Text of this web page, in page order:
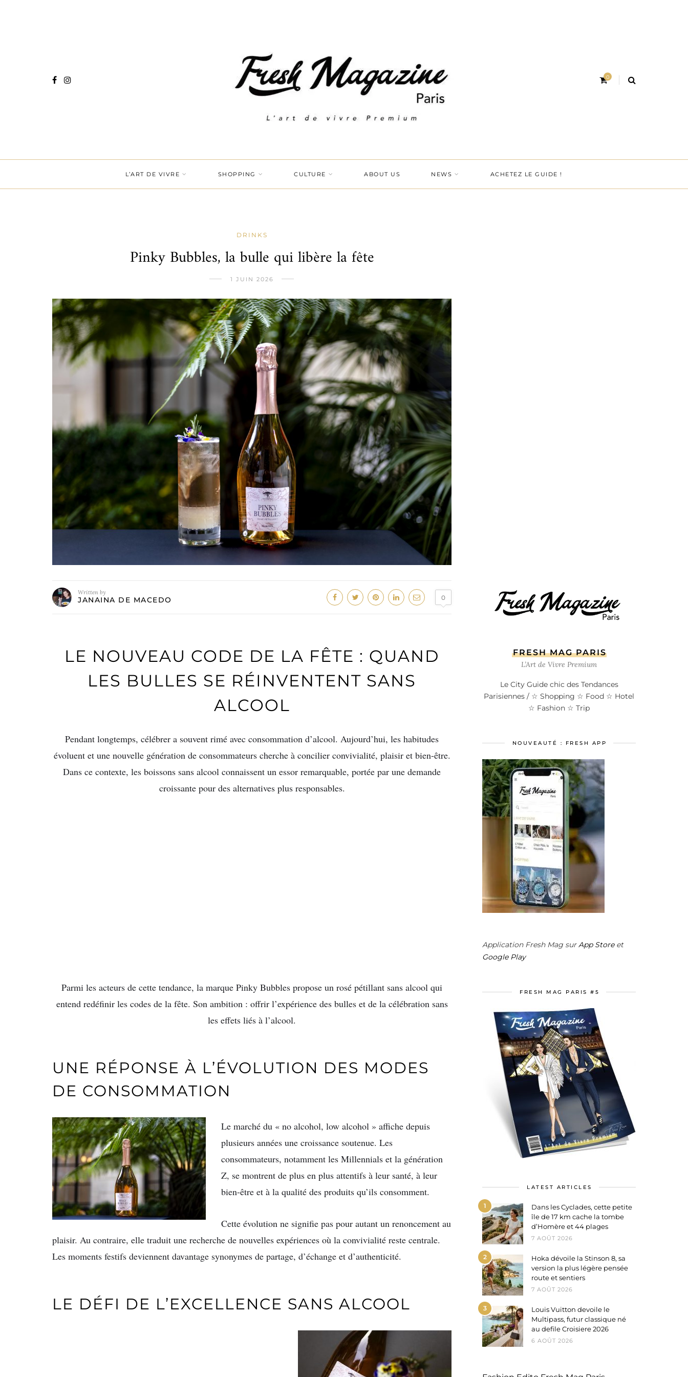
0
L’ART DE VIVRE SHOPPING CULTURE ABOUT US NEWS ACHETEZ LE GUIDE !
DRINKS
Pinky Bubbles, la bulle qui libère la fête
1 JUIN 2026
Written by
JANAINA DE MACEDO 0
LE NOUVEAU CODE DE LA FÊTE : QUAND
LES BULLES SE RÉINVENTENT SANS
ALCOOL
Pendant longtemps, célébrer a souvent rimé avec consommation d’alcool. Aujourd’hui, les habitudes
évoluent et une nouvelle génération de consommateurs cherche à concilier convivialité, plaisir et bien-être.
Dans ce contexte, les boissons sans alcool connaissent un essor remarquable, portée par une demande
croissante pour des alternatives plus responsables.
Parmi les acteurs de cette tendance, la marque Pinky Bubbles propose un rosé pétillant sans alcool qui
entend redéfinir les codes de la fête. Son ambition : offrir l’expérience des bulles et de la célébration sans
les effets liés à l’alcool.
UNE RÉPONSE À L’ÉVOLUTION DES MODES
DE CONSOMMATION
Le marché du « no alcohol, low alcohol » affiche depuis
plusieurs années une croissance soutenue. Les
consommateurs, notamment les Millennials et la génération
Z, se montrent de plus en plus attentifs à leur santé, à leur
bien-être et à la qualité des produits qu’ils consomment.
Cette évolution ne signifie pas pour autant un renoncement au
plaisir. Au contraire, elle traduit une recherche de nouvelles expériences où la convivialité reste centrale.
Les moments festifs deviennent davantage synonymes de partage, d’échange et d’authenticité.
LE DÉFI DE L’EXCELLENCE SANS ALCOOL
FRESH MAG PARIS
L’Art de Vivre Premium
Le City Guide chic des Tendances
Parisiennes / ☆ Shopping ☆ Food ☆ Hotel
☆ Fashion ☆ Trip
NOUVEAUTÉ : FRESH APP
Application Fresh Mag surApp Storeet
Google Play
FRESH MAG PARIS #5
LATEST ARTICLES
1
Dans les Cyclades, cette petite
île de 17 km cache la tombe
d’Homère et 44 plages
7 AOÛT 2026
2
Hoka dévoile la Stinson 8, sa
version la plus légère pensée
route et sentiers
7 AOÛT 2026
3
Louis Vuitton devoile le
Multipass, futur classique né
au defile Croisiere 2026
6 AOÛT 2026